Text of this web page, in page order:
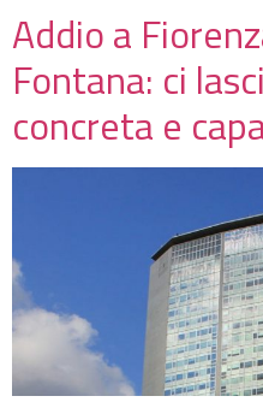
Addio a
Fontana: ci
concreta e